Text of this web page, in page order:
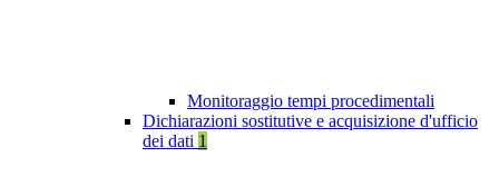
Monitoraggio tempi procedimentali
Dichiarazioni sostitutive e acquisizione d'ufficio
dei dati 1